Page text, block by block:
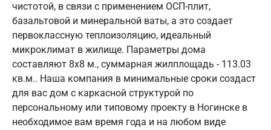
чистотой, в связи с применением ОСП-плит,
базальтовой и минеральной ваты, а это создает
первоклассную теплоизоляцию, идеальный
микроклимат в жилище. Параметры дома
составляют 8х8 м., суммарная жилплощадь - 113.03
кв.м.. Наша компания в минимальные сроки создаст
для вас дом с каркасной структурой по
персональному или типовому проекту в Ногинске в
необходимое вам время года и на любом виде